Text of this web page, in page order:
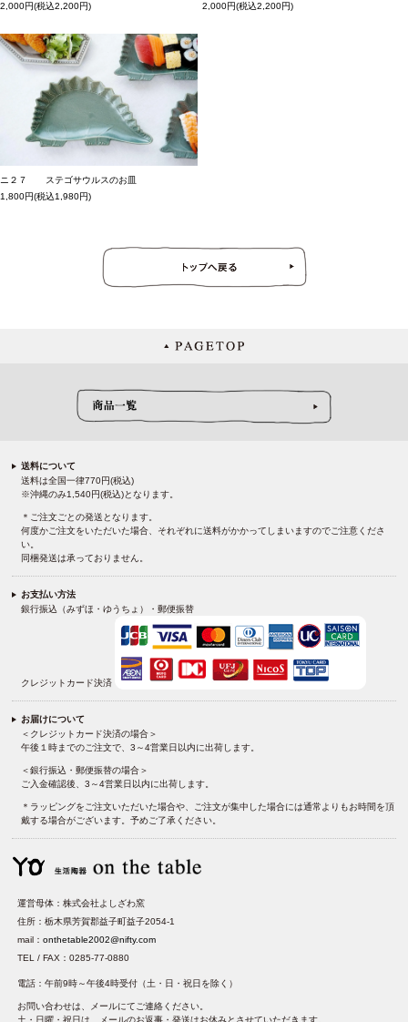
2,000円(税込2,200円)
2,000円(税込2,200円)
ニ２７ ステゴサウルスのお皿
1,800円(税込1,980円)
送料について
送料は全国一律770円(税込)
※沖縄のみ1,540円(税込)となります。
＊ご注文ごとの発送となります。
何度かご注文をいただいた場合、それぞれに送料がかかってしまいますのでご注意くださ
い。
同梱発送は承っておりません。
お支払い方法
銀行振込（みずほ・ゆうちょ）・郵便振替
クレジットカード決済
お届けについて
＜クレジットカード決済の場合＞
午後１時までのご注文で、3～4営業日以内に出荷します。
＜銀行振込・郵便振替の場合＞
ご入金確認後、3～4営業日以内に出荷します。
＊ラッピングをご注文いただいた場合や、ご注文が集中した場合には通常よりもお時間を頂
戴する場合がございます。予めご了承ください。
運営母体：株式会社よしざわ窯
住所：栃木県芳賀郡益子町益子2054-1
mail：onthetable2002@nifty.com
TEL / FAX：0285-77-0880
電話：午前9時～午後4時受付（土・日・祝日を除く）
お問い合わせは、メールにてご連絡ください。
土・日曜・祝日は、メールのお返事・発送はお休みとさせていただきます。